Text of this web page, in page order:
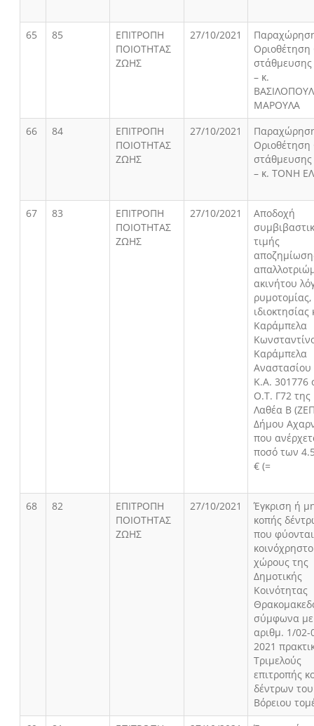
65 85
ΕΠΙΤΡΟΠΗ
ΠΟΙΟΤΗΤΑΣ
ΖΩΗΣ
27/10/2021
– κ.
ΜΑΡΟΥΛΑ
66
84
ΕΠΙΤΡΟΠΗ
ΠΟΙΟΤΗΤΑΣ
ΖΩΗΣ
27/10/2021
– κ. ΤΟΝΗ
67 83
ΕΠΙΤΡΟΠΗ
ΠΟΙΟΤΗΤΑΣ
ΖΩΗΣ
27/10/2021
Αποδοχή
τιμής
ακινήτου
ρυμοτομίας,
ιδιοκτησίας
Καράμπελα
Καράμπελα
Αναστασίου
Κ.Α. 301776
Ο.Τ. Γ72
Λαθέα Β
Δήμου
που
ποσό των
€ (=
68 82
ΕΠΙΤΡΟΠΗ
ΠΟΙΟΤΗΤΑΣ
ΖΩΗΣ
27/10/2021
Έγκριση ή
κοπής
που
χώρους της
Δημοτικής
Κοινότητας
σύμφωνα με
αριθμ. 1/02-
2021
Τριμελούς
επιτροπής
δέντρων του
Βόρειου